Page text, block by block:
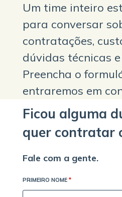
Um time inteiro
para conversar
contratações,
dúvidas técnicas
Preencha o
entraremos em
Ficou alguma
quer contratar
Fale com a gente.
PRIMEIRO NOME *